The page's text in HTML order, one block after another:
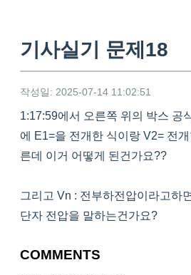
기사실기 문제18
작성일: 2025-07-14 11:02:51
1:17:59에서 오른쪽 위의 박스 공
에 E1=을 전개한 식이랑 V2= 전
른데 이거 어떻게 된건가요??
그리고 Vn : 전부하전압이라고하
단자 전압을 말하는건가요?
COMMENTS